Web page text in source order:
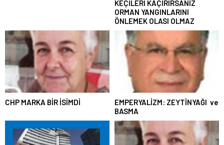
KEÇİLERİ KAÇIRIRSANIZ
ORMAN YANGINLARINI
ÖNLEMEK OLASI OLMAZ
CHP MARKA BİR İSİMDİ
EMPERYALİZM: ZEYTİNYAĞI ve
BASMA